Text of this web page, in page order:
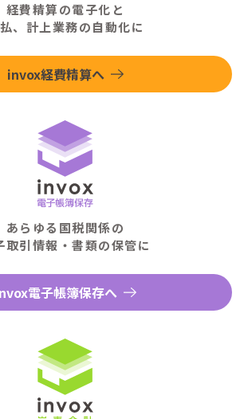
経費精算の電子化と
、計上業務の自動化に
invox経費精算へ
あらゆる国税関係の
取引情報・書類の保管に
電子帳簿保存へ